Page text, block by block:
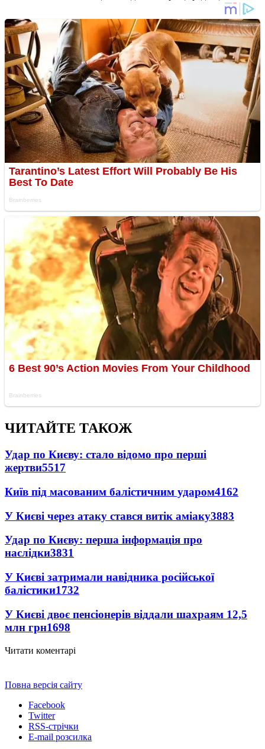
ЧИТАЙТЕ ТАКОЖ
Удар по Києву: стало відомо про перші
жертви5517
Київ під масованим балістичним ударом4162
У Києві через атаку стався витік аміаку3883
Удар по Києву: перша інформація про
наслідки3831
У Києві затримали навідника російської
балістики1732
У Києві двоє пенсіонерів віддали шахраям 12,5
млн грн1698
Читати коментарі
Повна версія сайту
Facebook
Twitter
RSS-стрічки
E-mail розсилка